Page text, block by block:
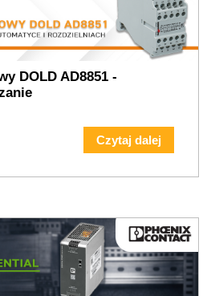
DOLD AD8851 -
Czytaj dalej